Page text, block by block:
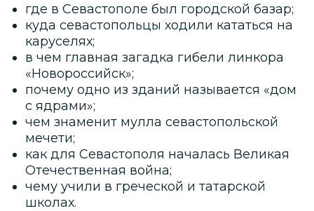
где в Севастополе был городской базар;
куда севастопольцы ходили кататься на
каруселях;
в чем главная загадка гибели линкора
«Новороссийск»;
почему одно из зданий называется «дом
с ядрами»;
чем знаменит мулла севастопольской
мечети;
как для Севастополя началась Великая
Отечественная война;
чему учили в греческой и татарской
школах.